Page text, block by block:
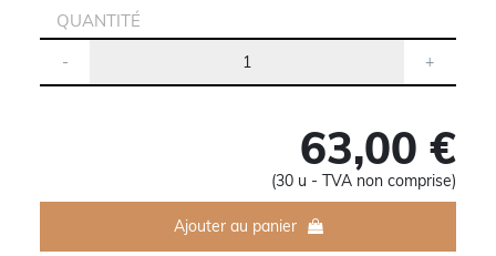
QUANTITÉ
63,00 €
(30 u - TVA non comprise)
Ajouter au panier